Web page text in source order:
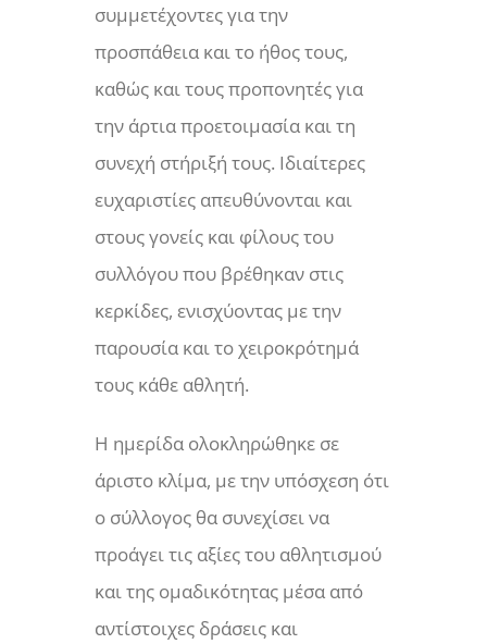
συμμετέχοντες για την
προσπάθεια και το ήθος τους,
καθώς και τους προπονητές για
την άρτια προετοιμασία και τη
συνεχή στήριξή τους. Ιδιαίτερες
ευχαριστίες απευθύνονται και
στους γονείς και φίλους του
συλλόγου που βρέθηκαν στις
κερκίδες, ενισχύοντας με την
παρουσία και το χειροκρότημά
τους κάθε αθλητή.
Η ημερίδα ολοκληρώθηκε σε
άριστο κλίμα, με την υπόσχεση ότι
ο σύλλογος θα συνεχίσει να
προάγει τις αξίες του αθλητισμού
και της ομαδικότητας μέσα από
αντίστοιχες δράσεις και